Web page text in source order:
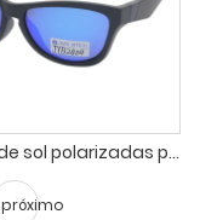
Gafas de sol polarizadas para pesca para hombre con protección UV, para pesca, navegación, kayak y deportes acuáticos.
próximo